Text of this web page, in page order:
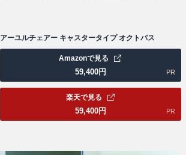
アーユルチェアー キャスタータイプ オクトパス
59,400円
Amazonで見る
PR
59,400円
楽天で見る
PR